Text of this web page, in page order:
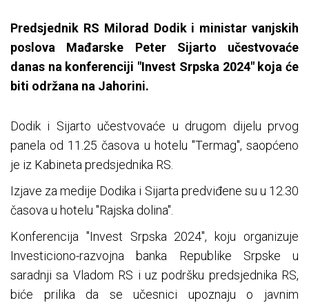
Predsjednik RS Milorad Dodik i ministar vanjskih
poslova Mađarske Peter Sijarto učestvovaće
danas na konferenciji "Invest Srpska 2024" koja će
biti održana na Jahorini.
Dodik i Sijarto učestvovaće u drugom dijelu prvog
panela od 11.25 časova u hotelu "Termag", saopćeno
je iz Kabineta predsjednika RS.
Izjave za medije Dodika i Sijarta predviđene su u 12.30
časova u hotelu "Rajska dolina".
Konferencija "Invest Srpska 2024", koju organizuje
Investiciono-razvojna banka Republike Srpske u
saradnji sa Vladom RS i uz podršku predsjednika RS,
biće prilika da se učesnici upoznaju o javnim